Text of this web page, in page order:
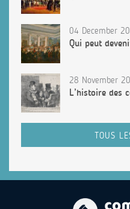
04 December
Qui peut
28 November
L’histoire des
TOUS